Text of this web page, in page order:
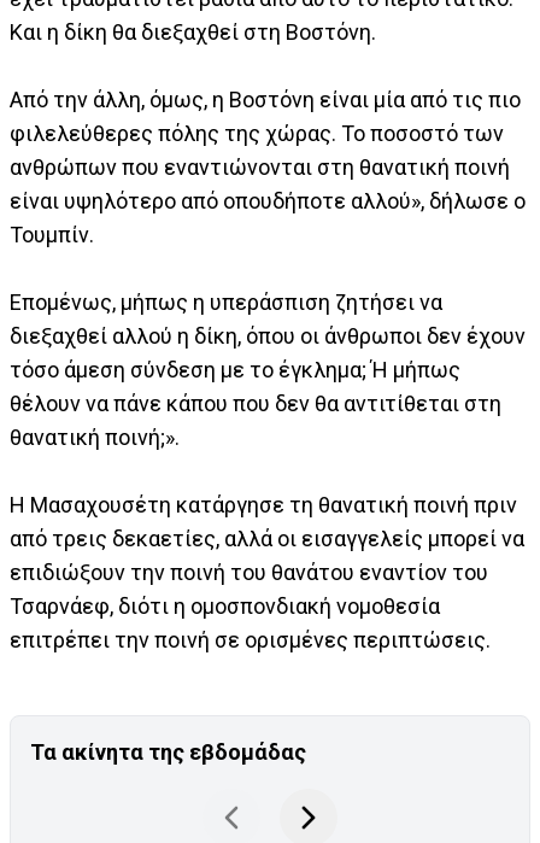
Και η δίκη θα διεξαχθεί στη Βοστόνη.
Από την άλλη, όμως, η Βοστόνη είναι μία από τις πιο
φιλελεύθερες πόλης της χώρας. Το ποσοστό των
ανθρώπων που εναντιώνονται στη θανατική ποινή
είναι υψηλότερο από οπουδήποτε αλλού», δήλωσε ο
Τουμπίν.
Επομένως, μήπως η υπεράσπιση ζητήσει να
διεξαχθεί αλλού η δίκη, όπου οι άνθρωποι δεν έχουν
τόσο άμεση σύνδεση με το έγκλημα; Ή μήπως
θέλουν να πάνε κάπου που δεν θα αντιτίθεται στη
θανατική ποινή;».
Η Μασαχουσέτη κατάργησε τη θανατική ποινή πριν
από τρεις δεκαετίες, αλλά οι εισαγγελείς μπορεί να
επιδιώξουν την ποινή του θανάτου εναντίον του
Τσαρνάεφ, διότι η ομοσπονδιακή νομοθεσία
επιτρέπει την ποινή σε ορισμένες περιπτώσεις.
Τα ακίνητα της εβδομάδας